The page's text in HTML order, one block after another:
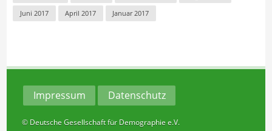
Juni 2017 April 2017 Januar 2017
Impressum Datenschutz
© Deutsche Gesellschaft für Demographie e.V.